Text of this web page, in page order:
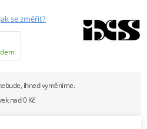
Jak se změřit?
ihned vyměníme.
nad 0 Kč